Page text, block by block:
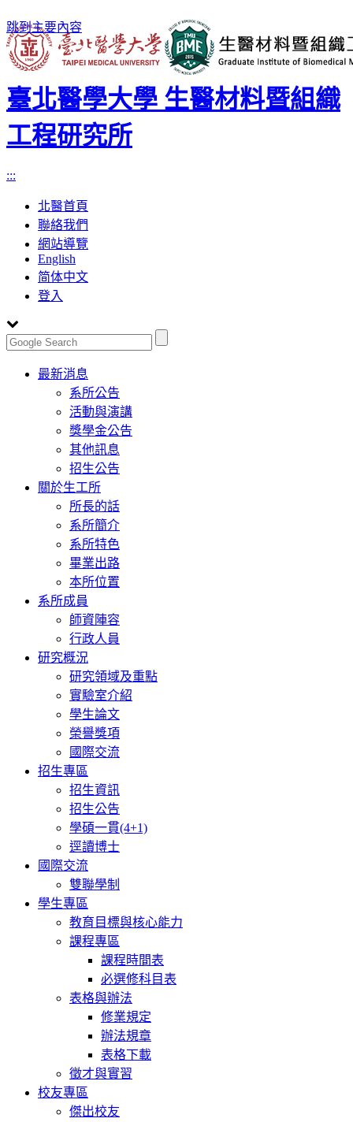
跳到主要內容
臺北醫學大學 生醫材料暨組織
工程研究所
:::
北醫首頁
聯絡我們
網站導覽
English
简体中文
登入
Toggle
navigation
最新消息
系所公告
活動與演講
獎學金公告
其他訊息
招生公告
關於生工所
所長的話
系所簡介
系所特色
畢業出路
本所位置
系所成員
師資陣容
行政人員
研究概況
研究領域及重點
實驗室介紹
學生論文
榮譽獎項
國際交流
招生專區
招生資訊
招生公告
學碩一貫(4+1)
逕讀博士
國際交流
雙聯學制
學生專區
教育目標與核心能力
課程專區
課程時間表
必選修科目表
表格與辦法
修業規定
辦法規章
表格下載
徵才與實習
校友專區
傑出校友